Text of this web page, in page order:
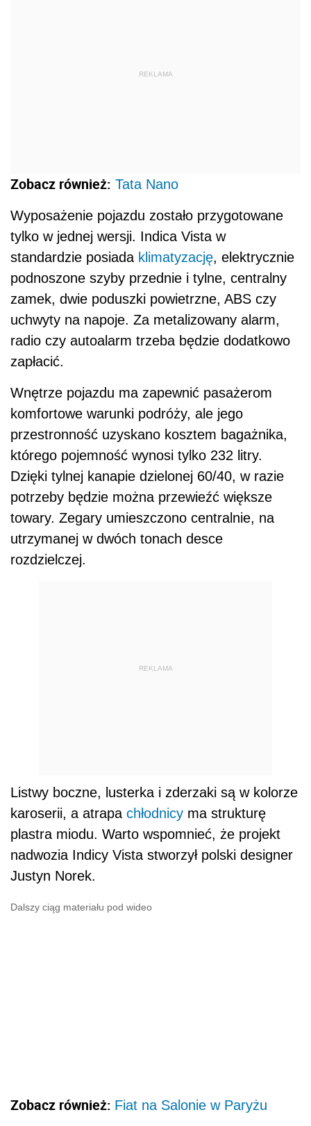
REKLAMA
Zobacz również: Tata Nano
Wyposażenie pojazdu zostało przygotowane
tylko w jednej wersji. Indica Vista w
standardzie posiada klimatyzację, elektrycznie
podnoszone szyby przednie i tylne, centralny
zamek, dwie poduszki powietrzne, ABS czy
uchwyty na napoje. Za metalizowany alarm,
radio czy autoalarm trzeba będzie dodatkowo
zapłacić.
Wnętrze pojazdu ma zapewnić pasażerom
komfortowe warunki podróży, ale jego
przestronność uzyskano kosztem bagażnika,
którego pojemność wynosi tylko 232 litry.
Dzięki tylnej kanapie dzielonej 60/40, w razie
potrzeby będzie można przewieźć większe
towary. Zegary umieszczono centralnie, na
utrzymanej w dwóch tonach desce
rozdzielczej.
REKLAMA
Listwy boczne, lusterka i zderzaki są w kolorze
karoserii, a atrapa chłodnicy ma strukturę
plastra miodu. Warto wspomnieć, że projekt
nadwozia Indicy Vista stworzył polski designer
Justyn Norek.
Dalszy ciąg materiału pod wideo
Zobacz również: Fiat na Salonie w Paryżu